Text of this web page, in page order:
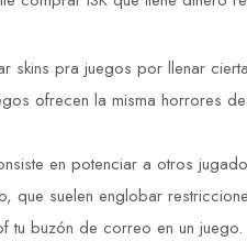
skins pra juegos por llenar
ofrecen la misma horrores
en potenciar a otros
que suelen englobar
tu buzón de correo en un juego.